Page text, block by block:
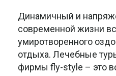
Динамичный и
современной жизни
умиротворенного
отдыха. Лечебные
фирмы fly-style – это